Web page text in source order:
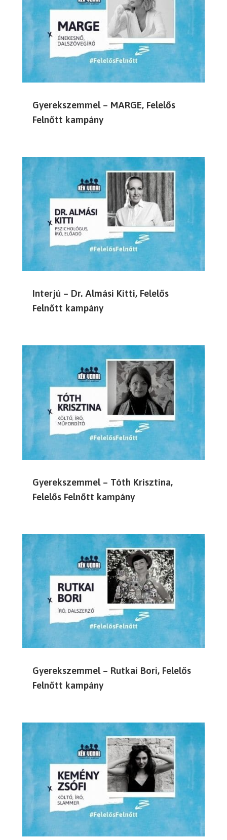
Gyerekszemmel – MARGE, Felelős
Felnőtt kampány
Interjú – Dr. Almási Kitti, Felelős
Felnőtt kampány
Gyerekszemmel – Tóth Krisztina,
Felelős Felnőtt kampány
Gyerekszemmel – Rutkai Bori, Felelős
Felnőtt kampány